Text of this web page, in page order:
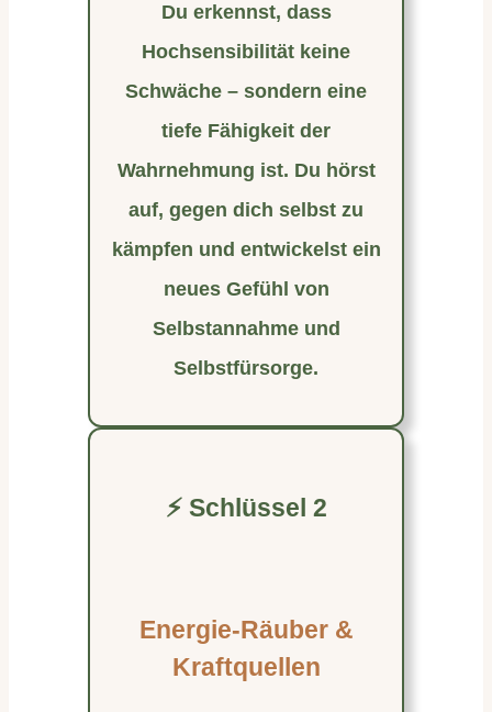
Du erkennst, dass
Hochsensibilität keine
Schwäche – sondern eine
tiefe Fähigkeit der
Wahrnehmung ist. Du hörst
auf, gegen dich selbst zu
kämpfen und entwickelst ein
neues Gefühl von
Selbstannahme und
Selbstfürsorge.
⚡ Schlüssel 2
Energie-Räuber &
Kraftquellen